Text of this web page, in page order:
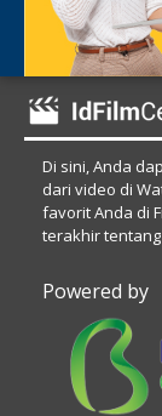
Di sini, Anda
dari video di
favorit Anda di
terakhir
Powered by